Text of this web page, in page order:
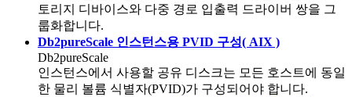
토리지 디바이스와 다중 경로 입출력 드라이버 쌍을 그
룹화합니다.
Db2pureScale 인스턴스용 PVID 구성( AIX )
Db2pureScale
인스턴스에서 사용할 공유 디스크는 모든 호스트에 동일
한 물리 볼륨 식별자(PVID)가 구성되어야 합니다.